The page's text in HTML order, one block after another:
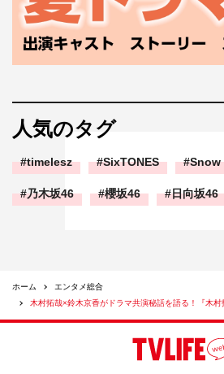
人気のタグ
timelesz SixTONES Snow
乃木坂46 櫻坂46 日向坂46
ホーム
エンタメ総合
木村拓哉×鈴木京香がドラマ共演秘話を語る！『木